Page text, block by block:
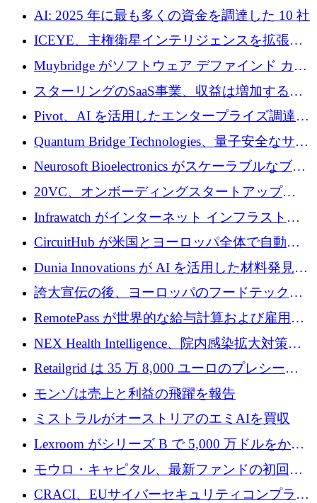
250万ユーロを確保
AI: 2025 年に最も多くの資金を調達した 10 社
ICEYE、主権衛星インテリジェンスを拡張す
るために 3 億ユーロの信用枠を確保
Muybridge がソフトウェア デファインド カメ
ラ テクノロジーを拡張するためにシリーズ A
で 1,600 万ドルを調達
スターリングのSaaS事業、収益は増加するも
グループ利益は減少
Pivot、AI を活用したエンタープライズ調達プ
ラットフォームを拡大するために 4,000 万ド
ルを調達
Quantum Bridge Technologies、量子安全なサイ
バーセキュリティ インフラストラクチャの拡
Neurosoft Bioelectronics がスケーラブルなブレ
イン コンピューター インターフェイスのため
に 750 万ドルを調達
20VC、オンボーディングスタートアップ
Prelude へのシリーズ A 投資で 2,000 万ドルを
Infrawatch がインターネット インフラストラ
クチャ インテリジェンス向けに 300 万ドルの
プレシードを確保
CircuitHub が米国とヨーロッパ全体で自動電
子機器製造を拡大するために 2,800 万ドルを
Dunia Innovations が AI を活用した材料発見を
産業化するために 2 億 8,000 万ユーロのベル
リン GigaLab を発表
誇大宣伝の後、ヨーロッパのフードテックセ
クターはファンダメンタルズを中心に再構築
RemotePass が世界的な給与計算および雇用プ
ラットフォームを拡大するために 1,740 万ド
NEX Health Intelligence、院内感染拡大対策に
100万ユーロを確保
Retailgrid は 35 万 8,000 ユーロのプレシード
ラウンドで小売業のスプレッドシートをター
ゲットにしています
モンゾは売上と利益の飛躍を報告
ミストラルがオーストリアのエミAIを買収
Lexroom がシリーズ B で 5,000 万ドルをかけ
てヨーロッパ大陸法用の法律 AI を構築
モウロ・キャピタル、最新ファンドの初回ク
ローズで4億ドルを確保
CRACI、EUサイバーセキュリティコンプライ